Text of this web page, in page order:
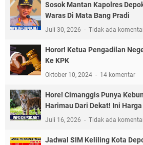
Sosok Mantan Kapolres
Waras Di Mata Bang Pradi
Juli 30, 2026 Tidak ada
Horor! Ketua Pengadilan
Ke KPK
Oktober 10, 2024 14 komentar
Hore! Cimanggis Punya
Harimau Dari Dekat! Ini
Juli 16, 2026 Tidak ada
Jadwal SIM Keliling Kota